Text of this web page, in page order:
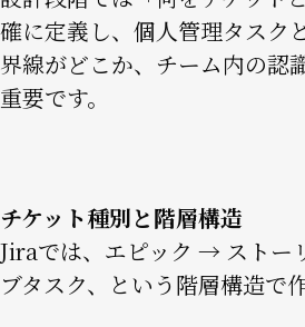
確に定義し、個人管理タスク
界線がどこか、チーム内の認
重要です。
チケット種別と階層構造
Jiraでは、エピック → ストー
ブタスク、という階層構造で